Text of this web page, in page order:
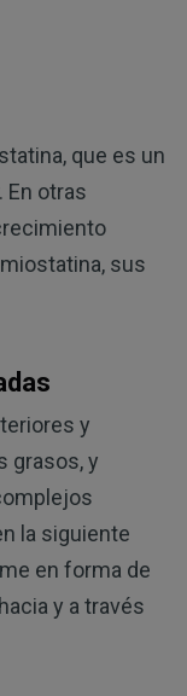
que es un
otras
sus
y
grasos, y
la siguiente
en forma de
y a través